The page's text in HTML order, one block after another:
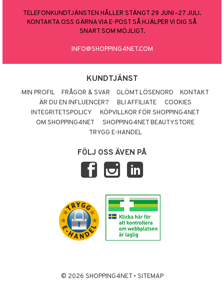
TELEFONKUNDTJÄNSTEN HÅLLER STÄNGT 29 JUNI–27 JULI.
KONTAKTA OSS GÄRNA VIA E-POST SÅ HJÄLPER VI DIG SÅ
SNART SOM MÖJLIGT.
INFO@SHOPPING4NET.COM
KUNDTJÄNST
MIN PROFIL FRÅGOR & SVAR GLÖMT LÖSENORD
KONTAKT
ÄR DU EN INFLUENCER?
BLI AFFILIATE
COOKIES
INTEGRITETSPOLICY
KÖPVILLKOR FÖR SHOPPING4NET
OM SHOPPING4NET
SHOPPING4NET BEAUTYSTORE
TRYGG E-HANDEL
FÖLJ OSS ÄVEN PÅ
© 2026 SHOPPING4NET • SITEMAP